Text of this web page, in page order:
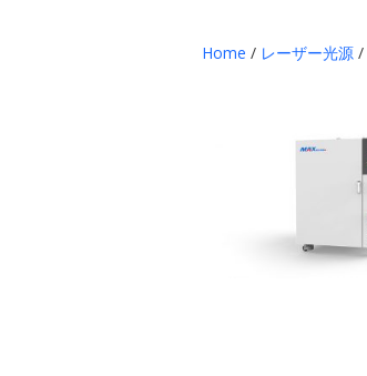
Home / レーザー光源 /